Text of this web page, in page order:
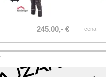
245.00,- € cena